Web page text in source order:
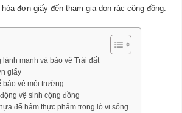
đơn giấy đến tham gia dọn rác cộng đồng.
mạnh và bảo vệ Trái đất
giấy
vệ môi trường
vệ sinh cộng đồng
để hâm thực phẩm trong lò vi sóng